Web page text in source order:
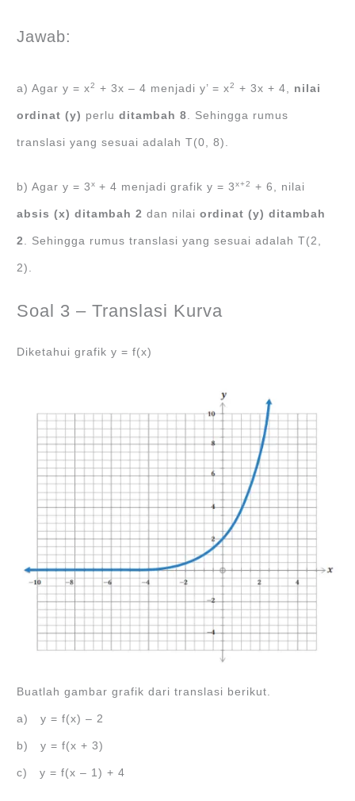
Jawab:
a) Agar y = x2 + 3x – 4 menjadi y’ = x2 + 3x + 4, nilai
ordinat (y) perluditambah 8. Sehingga rumus
translasi yang sesuai adalah T(0, 8).
b) Agar y = 3x + 4 menjadi grafik y = 3x+2 + 6, nilai
absis (x) ditambah 2 dan nilai ordinat (y) ditambah
2. Sehingga rumus translasi yang sesuai adalah T(2,
2).
Soal 3 – Translasi Kurva
Diketahui grafik y = f(x)
Buatlah gambar grafik dari translasi berikut.
a) y = f(x) – 2
b) y = f(x + 3)
c) y = f(x – 1) + 4